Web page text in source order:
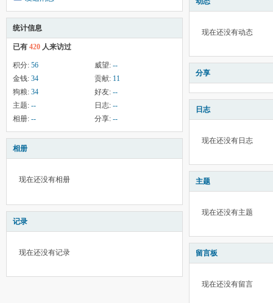
统计信息
已有 420 人来访过
积分: 56 威望: --
金钱: 34 贡献: 11
狗粮: 34 好友: --
主题: -- 日志: --
相册: -- 分享: --
相册
现在还没有相册
记录
现在还没有记录
现在还没有动态
分享
日志
现在还没有日志
主题
现在还没有主题
留言板
现在还没有留言